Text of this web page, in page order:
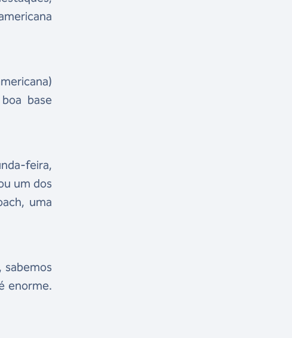
base
feira,
um dos
uma
sabemos
enorme.